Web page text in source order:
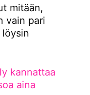
mitään,
vain pari
kannattaa
aina